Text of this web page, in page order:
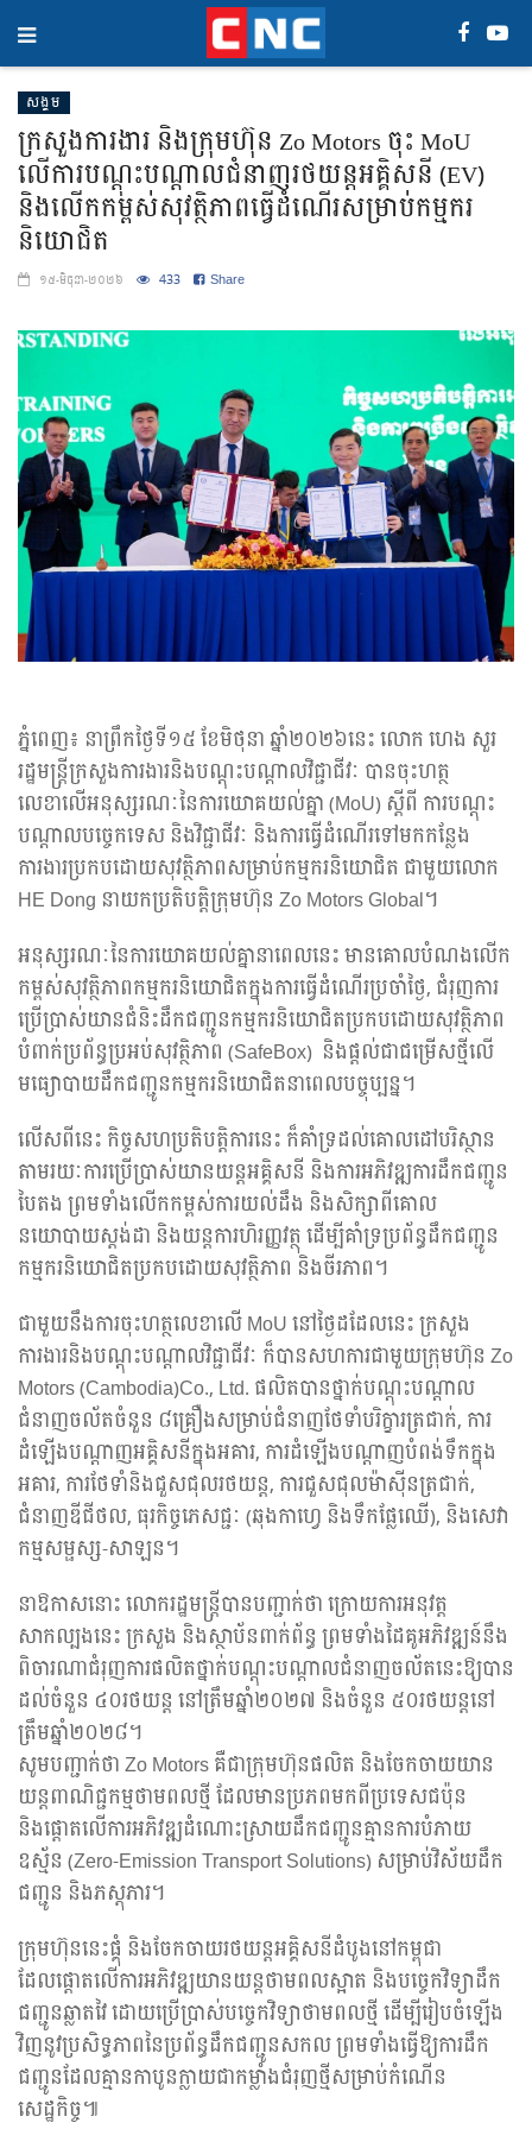
សង្គម
ក្រសួងការងារ និងក្រុមហ៊ុន Zo Motors ចុះ MoU
លើការបណ្តុះបណ្តាលជំនាញរថយន្តអគ្គិសនី (EV)
និងលើកកម្ពស់សុវត្ថិភាពធ្វើដំណើរសម្រាប់កម្មករ
និយោជិត
១៥-មិថុនា-២០២៦ 433 Share
ភ្នំពេញ៖ នាព្រឹកថ្ងៃទី១៥ ខែមិថុនា ឆ្នាំ២០២៦នេះ លោក ហេង សួរ
រដ្ឋមន្រ្តីក្រសួងការងារនិងបណ្តុះបណ្តាលវិជ្ជាជីវៈ បានចុះហត្ថ
លេខាលើអនុស្សរណៈនៃការយោគយល់គ្នា (MoU) ស្តីពី ការបណ្តុះ
បណ្តាលបច្ចេកទេស និងវិជ្ជាជីវៈ និងការធ្វើដំណើរទៅមកកន្លែង
ការងារប្រកបដោយសុវត្ថិភាពសម្រាប់កម្មករនិយោជិត ជាមួយលោក
HE Dong នាយកប្រតិបត្តិក្រុមហ៊ុន Zo Motors Global។
អនុស្សរណៈនៃការយោគយល់គ្នានាពេលនេះ មានគោលបំណងលើក
កម្ពស់សុវត្ថិភាពកម្មករនិយោជិតក្នុងការធ្វើដំណើរប្រចាំថ្ងៃ, ជំរុញការ
ប្រើប្រាស់យានជំនិះដឹកជញ្ជូនកម្មករនិយោជិតប្រកបដោយសុវត្ថិភាព
បំពាក់ប្រព័ន្ធប្រអប់សុវត្ថិភាព (SafeBox) និងផ្តល់ជាជម្រើសថ្មីលើ
មធ្យោបាយដឹកជញ្ជូនកម្មករនិយោជិតនាពេលបច្ចុប្បន្ន។
លើសពីនេះ កិច្ចសហប្រតិបត្តិការនេះ ក៏គាំទ្រដល់គោលដៅបរិស្ថាន
តាមរយៈការប្រើប្រាស់យានយន្តអគ្គិសនី និងការអភិវឌ្ឍការដឹកជញ្ជូន
បៃតង ព្រមទាំងលើកកម្ពស់ការយល់ដឹង និងសិក្សាពីគោល
នយោបាយស្តង់ដា និងយន្តការហិរញ្ញវត្ថុ ដើម្បីគាំទ្រប្រព័ន្ធដឹកជញ្ជូន
កម្មករនិយោជិតប្រកបដោយសុវត្ថិភាព និងចីរភាព។
ជាមួយនឹងការចុះហត្ថលេខាលើ MoU នៅថ្ងៃដដែលនេះ ក្រសួង
ការងារនិងបណ្តុះបណ្តាលវិជ្ជាជីវៈ ក៏បានសហការជាមួយក្រុមហ៊ុន Zo
Motors (Cambodia)Co., Ltd. ផលិតបានថ្នាក់បណ្តុះបណ្តាល
ជំនាញចល័តចំនួន ៨គ្រឿងសម្រាប់ជំនាញថែទាំបរិក្ខារត្រជាក់, ការ
ដំឡើងបណ្តាញអគ្គិសនីក្នុងអគារ, ការដំឡើងបណ្តាញបំពង់ទឹកក្នុង
អគារ, ការថែទាំនិងជួសជុលរថយន្ត, ការជួសជុលម៉ាស៊ីនត្រជាក់,
ជំនាញឌីជីថល, ធុរកិច្ចភេសជ្ជៈ (ឆុងកាហ្វេ និងទឹកផ្លែឈើ), និងសេវា
កម្មសម្ផស្ស-សាឡន។
នាឱកាសនោះ លោករដ្ឋមន្រ្តីបានបញ្ជាក់ថា ក្រោយការអនុវត្ត
សាកល្បងនេះ ក្រសួង និងស្ថាប័នពាក់ព័ន្ធ ព្រមទាំងដៃគូអភិវឌ្ឍន៍នឹង
ពិចារណាជំរុញការផលិតថ្នាក់បណ្តុះបណ្តាលជំនាញចល័តនេះឱ្យបាន
ដល់ចំនួន ៤០រថយន្ត នៅត្រឹមឆ្នាំ២០២៧ និងចំនួន ៥០រថយន្តនៅ
ត្រឹមឆ្នាំ២០២៨។
សូមបញ្ជាក់ថា Zo Motors គឺជាក្រុមហ៊ុនផលិត និងចែកចាយយាន
យន្តពាណិជ្ជកម្មថាមពលថ្មី ដែលមានប្រភពមកពីប្រទេសជប៉ុន
និងផ្តោតលើការអភិវឌ្ឍដំណោះស្រាយដឹកជញ្ជូនគ្មានការបំភាយ
ឧស្ម័ន (Zero-Emission Transport Solutions) សម្រាប់វិស័យដឹក
ជញ្ជូន និងភស្តុភារ។
ក្រុមហ៊ុននេះផ្គុំ និងចែកចាយរថយន្តអគ្គិសនីដំបូងនៅកម្ពុជា
ដែលផ្តោតលើការអភិវឌ្ឍយានយន្តថាមពលស្អាត និងបច្ចេកវិទ្យាដឹក
ជញ្ជូនឆ្លាតវៃ ដោយប្រើប្រាស់បច្ចេកវិទ្យាថាមពលថ្មី ដើម្បីរៀបចំឡើង
វិញនូវប្រសិទ្ធភាពនៃប្រព័ន្ធដឹកជញ្ជូនសកល ព្រមទាំងធ្វើឱ្យការដឹក
ជញ្ជូនដែលគ្មានកាបូនក្លាយជាកម្លាំងជំរុញថ្មីសម្រាប់កំណើន
សេដ្ឋកិច្ច៕